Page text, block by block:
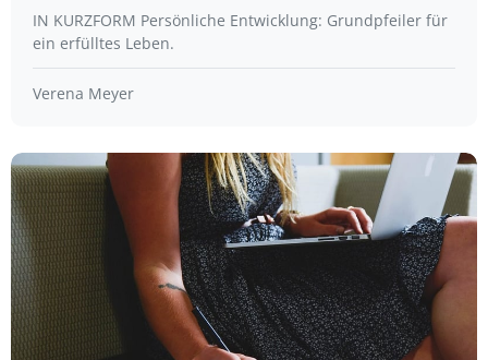
IN KURZFORM Persönliche Entwicklung: Grundpfeiler für
ein erfülltes Leben.
Verena Meyer